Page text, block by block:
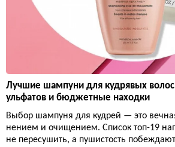
Лучшие шампуни для кудрявых
ульфатов и бюджетные находки
Выбор шампуня для кудрей — это
нением и очищением. Список топ-19
не пересушить, а пушистость